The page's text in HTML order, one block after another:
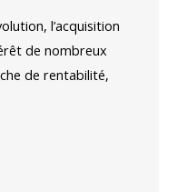
l’acquisition
de nombreux
de rentabilité,